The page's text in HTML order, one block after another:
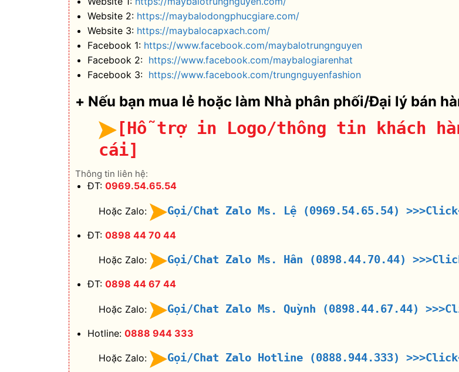
Website 2: https://maybalodongphucgiare.com/
Website 3: https://maybalocapxach.com/
Facebook 1: https://www.facebook.com/maybalotrungnguyen
Facebook 2: https://www.facebook.com/maybalogiarenhat
Facebook 3: https://www.facebook.com/trungnguyenfashion
+ Nếu bạn mua lẻ hoặc làm Nhà phân phối/Đại lý bán
[Hỗ trợ in Logo/thông tin khách
cái]
Thông tin liên hệ:
ĐT: 0969.54.65.54
Hoặc Zalo: Gọi/Chat Zalo Ms. Lệ (0969.54.65.54)
ĐT: 0898 44 70 44
Hoặc Zalo: Gọi/Chat Zalo Ms. Hân (0898.44.70.44)
ĐT: 0898 44 67 44
Hoặc Zalo: Gọi/Chat Zalo Ms. Quỳnh (0898.44.67.44)
Hotline: 0888 944 333
Hoặc Zalo: Gọi/Chat Zalo Hotline (0888.944.333)